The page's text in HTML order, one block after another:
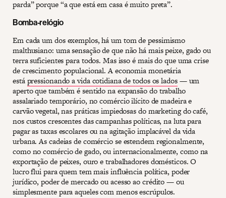
parda” porque “a que está em casa é muito preta”.
Bomba-relógio
Em cada um dos exemplos, há um tom de pessimismo
malthusiano: uma sensação de que não há mais peixe, gado ou
terra suficientes para todos. Mas isso é mais do que uma crise
de crescimento populacional. A economia monetária
estápressionando a vida cotidiana de todos os lados— um
aperto que também é sentido na expansão do trabalho
assalariado temporário, no comércio ilícito de madeira e
carvão vegetal, nas práticas impiedosas do marketing do café,
nos custos crescentes das campanhas políticas, na luta para
pagar as taxas escolares ou na agitação implacável da vida
urbana. As cadeias de comércio se estendem regionalmente,
como no comércio de gado, ou internacionalmente, como na
exportação de peixes, ouro e trabalhadores domésticos. O
lucro flui para quem tem mais influência política, poder
jurídico, poder de mercado ou acesso ao crédito — ou
simplesmente para aqueles com menos escrúpulos.